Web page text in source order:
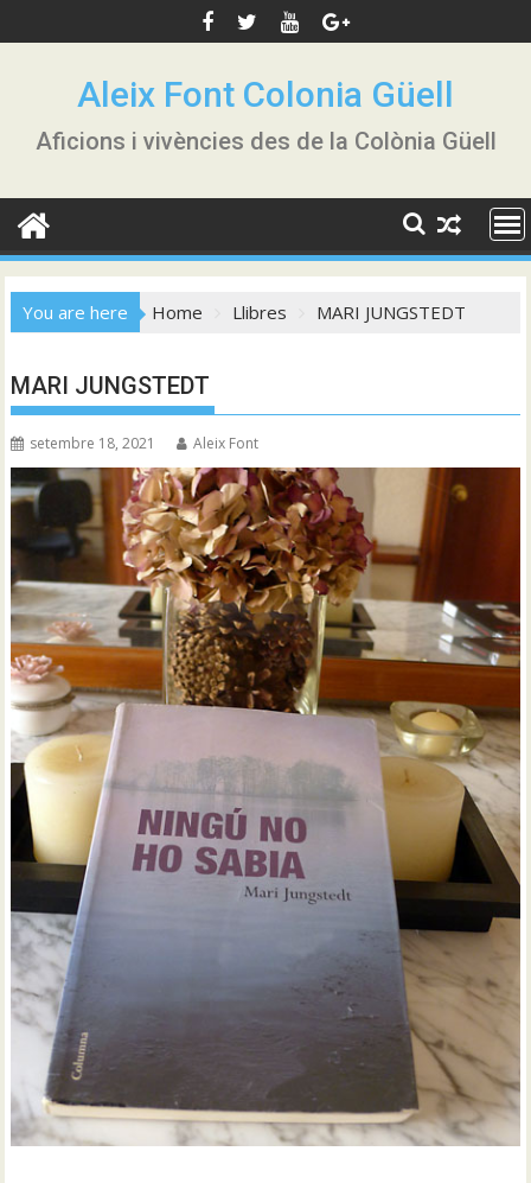
to
Aleix Font Colonia Güell
Aficions i vivències des de la Colònia Güell
You are here Home Llibres MARI JUNGSTEDT
MARI JUNGSTEDT
setembre 18, 2021 Aleix Font